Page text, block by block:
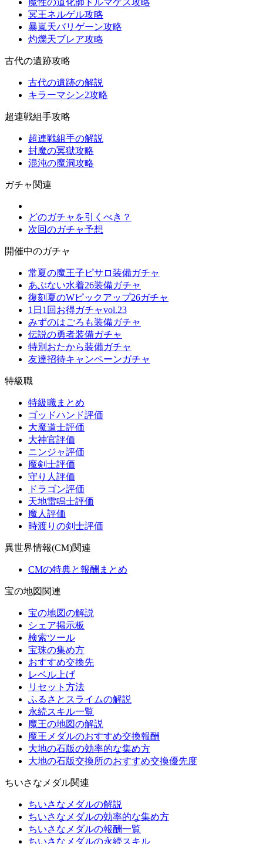
魔性の道化師ドルマゲス攻略
冥王ネルゲル攻略
暴嵐天バリゲーン攻略
灼爍天ブレア攻略
古代の遺跡攻略
古代の遺跡の解説
キラーマシン2攻略
超連戦組手攻略
超連戦組手の解説
封魔の冥獄攻略
混沌の魔洞攻略
ガチャ関連
どのガチャを引くべき？
次回のガチャ予想
開催中のガチャ
常夏の魔王子ピサロ装備ガチャ
あぶない水着26装備ガチャ
復刻夏のWピックアップ26ガチャ
1日1回お得ガチャvol.23
みずのはごろも装備ガチャ
伝説の勇者装備ガチャ
特別おたから装備ガチャ
友達招待キャンペーンガチャ
特級職
特級職まとめ
ゴッドハンド評価
大魔道士評価
大神官評価
ニンジャ評価
魔剣士評価
守り人評価
ドラゴン評価
天地雷鳴士評価
魔人評価
時渡りの剣士評価
異世界情報(CM)関連
CMの特典と報酬まとめ
宝の地図関連
宝の地図の解説
シェア掲示板
検索ツール
宝珠の集め方
おすすめ交換先
レベル上げ
リセット方法
ふるさとスライムの解説
永続スキル一覧
魔王の地図の解説
魔王メダルのおすすめ交換報酬
大地の石版の効率的な集め方
大地の石版交換所のおすすめ交換優先度
ちいさなメダル関連
ちいさなメダルの解説
ちいさなメダルの効率的な集め方
ちいさなメダルの報酬一覧
ちいさなメダルの永続スキル